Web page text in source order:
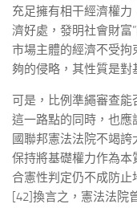
充足擁有相干經濟權
濟好處，發明社會財富
市場主體的經濟不受
夠的侵略，其性質是對
可是，比例準繩審查能
這一路點的同時，也
國聯邦憲法法院不竭
保持將基礎權力作為本
合憲性判定仍不成防止
[42]換言之，憲法法院